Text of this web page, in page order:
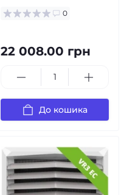
0
22 008.00 грн
До кошика